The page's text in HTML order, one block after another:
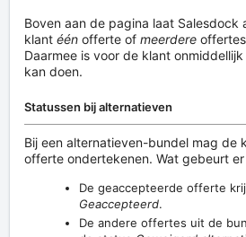
Boven aan de pagina laat Salesdock
klant één offerte of meerdere
Daarmee is voor de klant
kan doen.
Statussen bij alternatieven
Bij een alternatieven-bundel mag de
offerte ondertekenen. Wat gebeurt
De geaccepteerde offerte
Geaccepteerd.
De andere offertes uit de